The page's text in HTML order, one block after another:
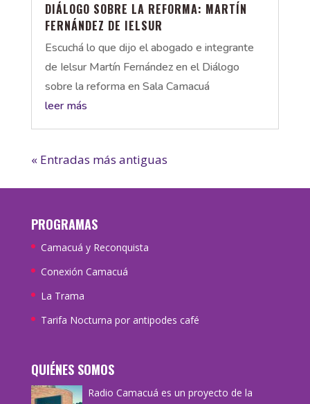
DIÁLOGO SOBRE LA REFORMA: MARTÍN
FERNÁNDEZ DE IELSUR
Escuchá lo que dijo el abogado e integrante
de Ielsur Martín Fernández en el Diálogo
sobre la reforma en Sala Camacuá
leer más
« Entradas más antiguas
PROGRAMAS
Camacuá y Reconquista
Conexión Camacuá
La Trama
Tarifa Nocturna por antipodes café
QUIÉNES SOMOS
Radio Camacuá es un proyecto de la